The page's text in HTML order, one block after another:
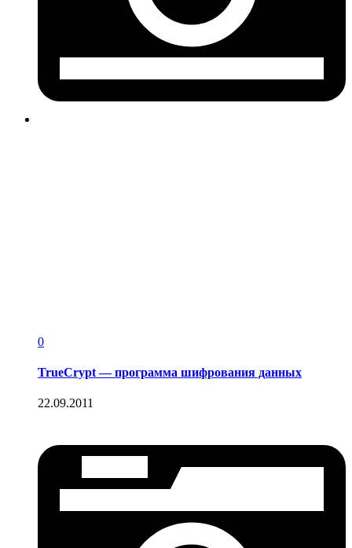
0
TrueCrypt — программа шифрования данных
22.09.2011